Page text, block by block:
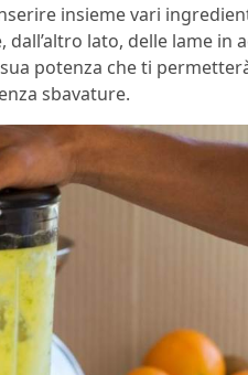
insieme vari
lato, delle lame in
potenza che ti
sbavature.